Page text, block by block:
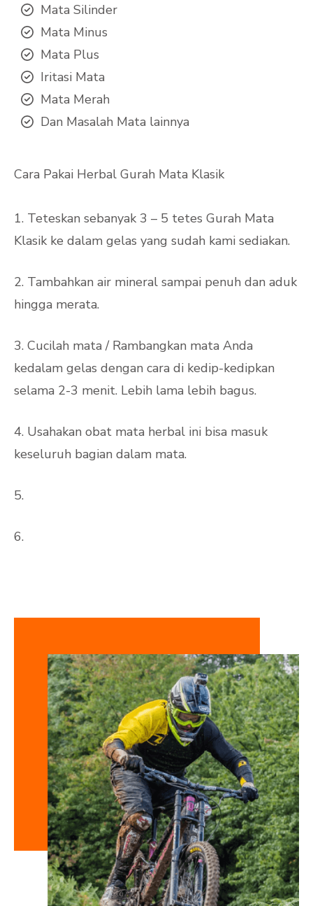
Mata Silinder
Mata Minus
Mata Plus
Iritasi Mata
Mata Merah
Dan Masalah Mata lainnya
Cara Pakai Herbal Gurah Mata Klasik
1. Teteskan sebanyak 3 – 5 tetes Gurah Mata
Klasik ke dalam gelas yang sudah kami sediakan.
2. Tambahkan air mineral sampai penuh dan aduk
hingga merata.
3. Cucilah mata / Rambangkan mata Anda
kedalam gelas dengan cara di kedip-kedipkan
selama 2-3 menit. Lebih lama lebih bagus.
4. Usahakan obat mata herbal ini bisa masuk
keseluruh bagian dalam mata.
5.
6.